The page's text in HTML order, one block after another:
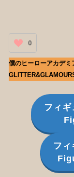
0
僕のヒーローアカデミ
フィ
フ